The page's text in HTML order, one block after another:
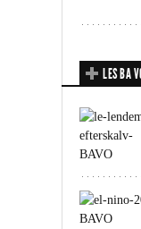
LES BA